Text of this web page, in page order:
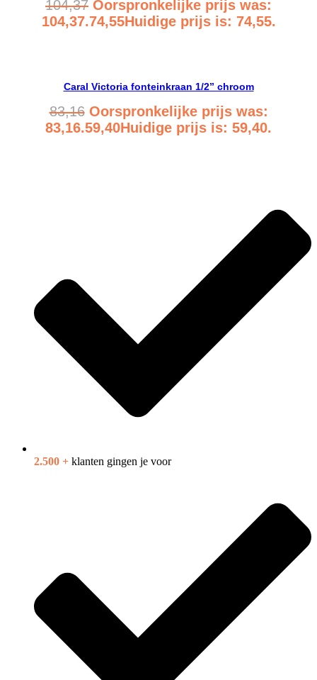
104,37 Oorspronkelijke prijs was:
104,37.74,55Huidige prijs is: 74,55.
Caral Victoria fonteinkraan 1/2” chroom
83,16 Oorspronkelijke prijs was:
83,16.59,40Huidige prijs is: 59,40.
2.500 + klanten gingen je voor